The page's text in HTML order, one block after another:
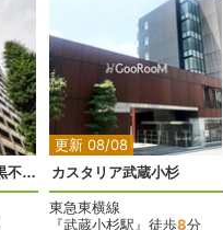
2
レジディアタワー目黒不動前
更新 08/08
2
カスタリア武蔵小杉
東急東横線
『武蔵小杉駅』徒歩8分